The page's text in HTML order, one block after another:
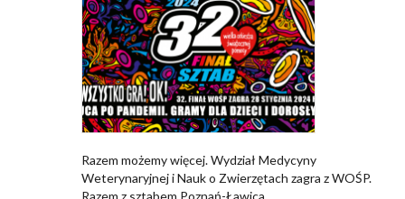
Razem możemy więcej. Wydział Medycyny
Weterynaryjnej i Nauk o Zwierzętach zagra z WOŚP.
Razem z sztabem Poznań-Ławica